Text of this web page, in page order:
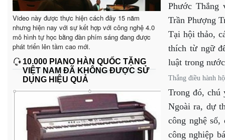
Video này được thực hiện cách đây 15 năm
nhưng hiện nay với sự kết hợp với công nghệ 4.0
mô hình tự học bằng đàn phím sáng đang được
phát triển lên tầm cao mới.
10.000 PIANO HÀN QUỐC TẶNG
VIỆT NAM ĐÃ KHÔNG ĐƯỢC SỬ
DỤNG HIỆU QUẢ
Phước Thắng
Trần Phượng
Tại hội thảo,
thích từ ngữ
luật trong
Thắng điều hành
Trong đó, chú
Ngoài ra, dự
công nghệ
công nghiệp